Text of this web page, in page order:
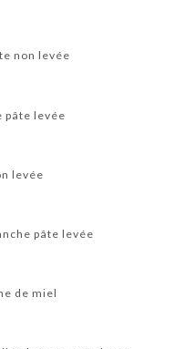
non levée
pâte levée
levée
pâte levée
de miel